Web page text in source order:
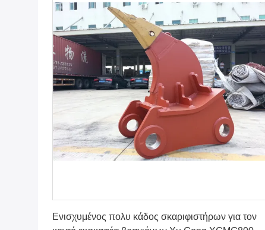
Ενισχυμένος πολυ κάδος σκαριφιστήρων για τον